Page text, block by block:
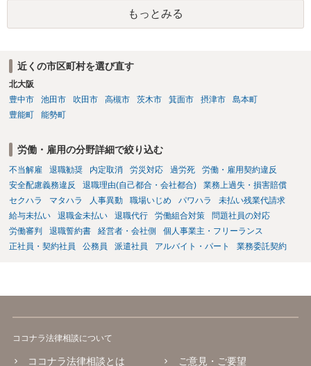
解雇という処分が社会通念上相当と認められない限り、解雇は無効で
す。 結局、貴殿のネット炎上の内容や原因、勤務先に与えた影響な
どを具体的に検討しなければ、何とも申し上げることができません。
士にご相談下さい。
もっとみる
近くの市区町村を選び直す
北大阪
豊中市
池田市 吹田市 高槻市 茨木市 箕面市 摂津市
島本町
豊能町
能勢町
労働・雇用の分野詳細で絞り込む
不当解雇 退職勧奨 内定取消 労災対応 過労死
労働・雇用契約違反
安全配慮義務違反
退職理由(自己都合・会社都合)
業務上過失・損害賠償
セクハラ
マタハラ 人事異動 職場いじめ パワハラ
未払い残業代請求
給与未払い
退職金未払い 退職代行 労働組合対策
問題社員の対応
労働審判
退職誓約書 経営者・会社側
個人事業主・フリーランス
正社員・契約社員
公務員 派遣社員 アルバイト・パート 業務委託契約
ココナラ法律相談について
ココナラ法律相談とは ご意見・ご要望